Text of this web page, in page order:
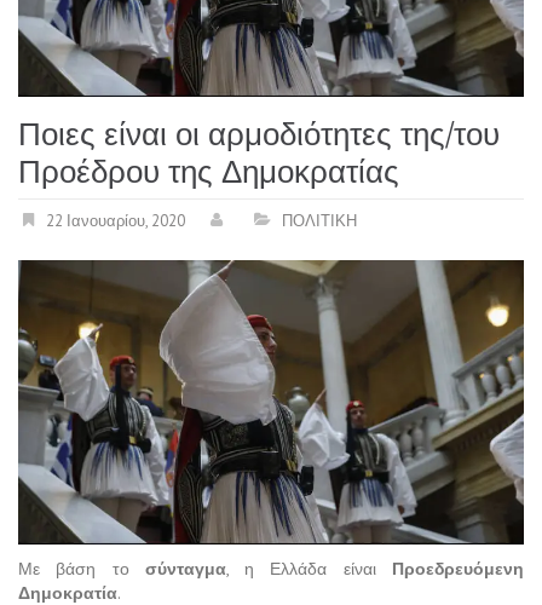
Ποιες είναι οι αρμοδιότητες της/του
Προέδρου της Δημοκρατίας
22 Ιανουαρίου, 2020 ΠΟΛΙΤΙΚΗ
Με βάση το σύνταγμα, η Ελλάδα είναι Προεδρευόμενη
Δημοκρατία.